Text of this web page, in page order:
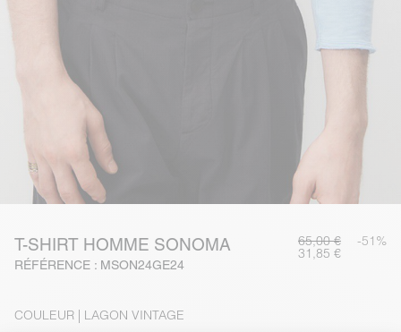
T-SHIRT HOMME SONOMA
RÉFÉRENCE : MSON24GE24
65,00 € -51%
31,85 €
COULEUR | LAGON VINTAGE